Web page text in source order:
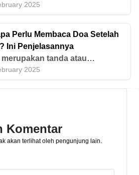
kepada orang lain secara
simak hukum, keutamaan,
dengan infak di artikel ini!
2025
Perlu Membaca Doa Setelah
Ini Penjelasannya
tanda atau
untuk menjalankan ibadah
Setelah adzan, terdapat
2025
Komentar
akan terlihat oleh pengunjung lain.